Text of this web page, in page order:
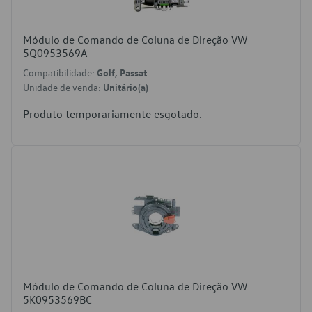
Módulo de Comando de Coluna de Direção VW
5Q0953569A
Compatibilidade: Golf, Passat
Unidade de venda: Unitário(a)
Produto temporariamente esgotado.
Módulo de Comando de Coluna de Direção VW
5K0953569BC